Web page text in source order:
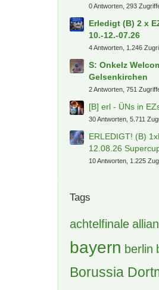
0 Antworten, 293
Erledigt (B) 2 x
10.-12.-07.26
4 Antworten, 1.246
S: Onkelz
Gelsenkirchen
2 Antworten, 751
[B] erl - ÜNs in
30 Antworten, 5.711
ERLEDIGT! (B)
12.08.26
10 Antworten, 1.225
Tags
achtelfinale
bayern berlin
Borussia